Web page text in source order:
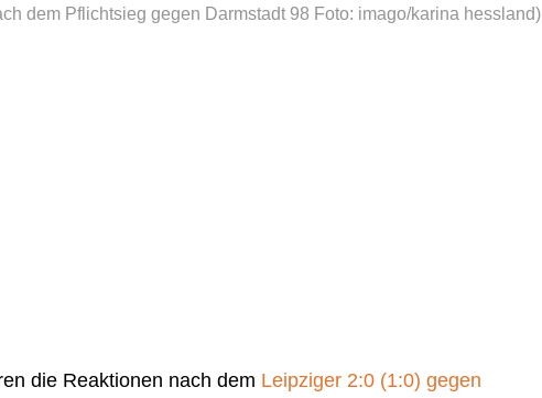
dem Pflichtsieg gegen Darmstadt 98 Foto: imago/karina hessland)
die Reaktionen nach dem Leipziger 2:0 (1:0) gegen